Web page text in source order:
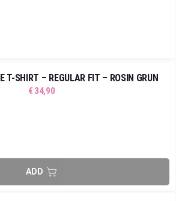
T-SHIRT – REGULAR FIT – ROSIN GRÜN
€ 34,90